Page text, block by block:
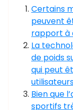
Certains
peuvent
rapport à
La
de poids
qui peut
Bien que
sportifs